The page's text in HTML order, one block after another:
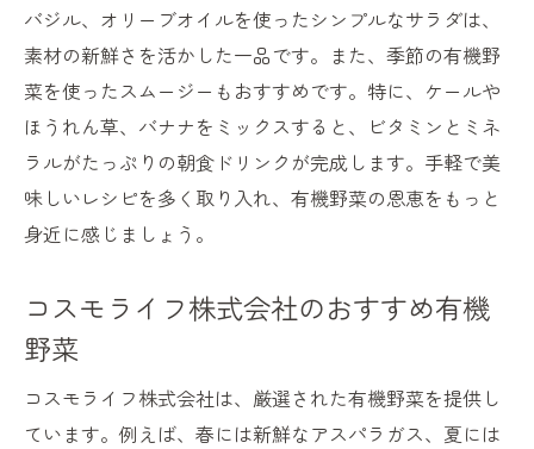
バジル、オリーブオイルを使ったシンプルなサラダは、
素材の新鮮さを活かした一品です。また、季節の有機野
菜を使ったスムージーもおすすめです。特に、ケールや
ほうれん草、バナナをミックスすると、ビタミンとミネ
ラルがたっぷりの朝食ドリンクが完成します。手軽で美
味しいレシピを多く取り入れ、有機野菜の恩恵をもっと
身近に感じましょう。
コスモライフ株式会社のおすすめ有機
野菜
コスモライフ株式会社は、厳選された有機野菜を提供し
ています。例えば、春には新鮮なアスパラガス、夏には